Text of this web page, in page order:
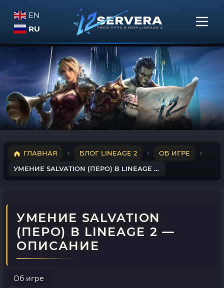
EN
RU
ГЛАВНАЯ БЛОГ LINEAGE 2
ОБ ИГРЕ
УМЕНИЕ SALVATION (ПЕРО) В LINEAGE 2 — ОПИСАНИЕ
УМЕНИЕ SALVATION
(ПЕРО) В LINEAGE 2 —
ОПИСАНИЕ
Об игре